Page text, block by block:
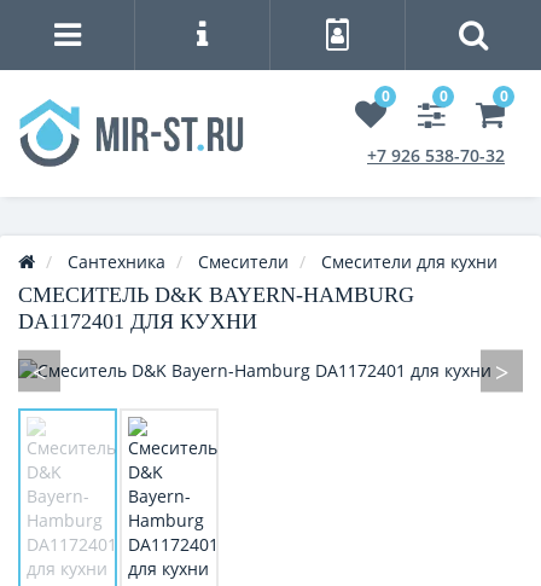
0 0 0
+7 926 538-70-32
Сантехника Смесители Смесители для кухни
СМЕСИТЕЛЬ D&K BAYERN-HAMBURG
DA1172401 ДЛЯ КУХНИ